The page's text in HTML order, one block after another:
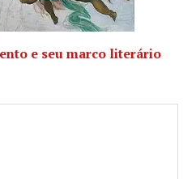
e seu marco literário